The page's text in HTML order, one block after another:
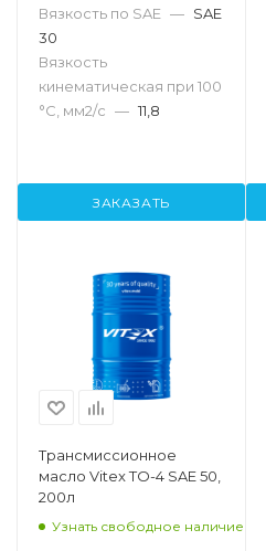
Вязкость по SAE — SAE
30
Вязкость
кинематическая при 100
°С, мм2/с — 11,8
ЗАКАЗАТЬ
Трансмиссионное
масло Vitex TO-4 SAE 50,
200л
Узнать свободное наличие